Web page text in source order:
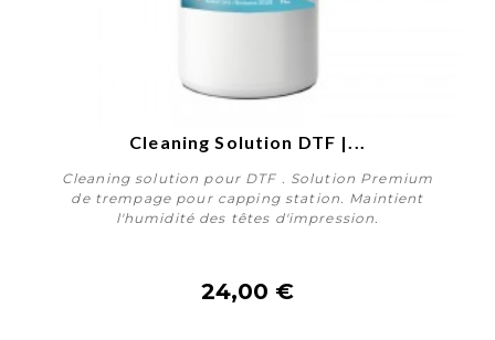
Cleaning Solution DTF |...
Cleaning solution pour DTF . Solution Premium
de trempage pour capping station. Maintient
l'humidité des têtes d'impression.
24,00 €